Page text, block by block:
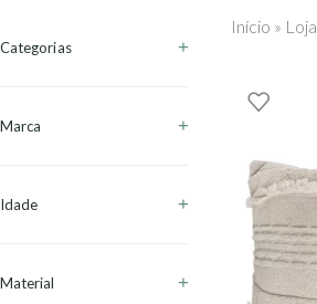
Categorias
Marca
Idade
Material
Início » Loja